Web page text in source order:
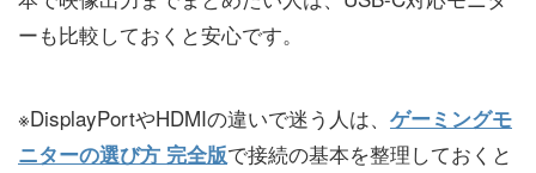
ーも比較しておくと安心です。
※DisplayPortやHDMIの違いで迷う人は、 ゲーミングモ
ニターの選び方 完全版で接続の基本を整理しておくと